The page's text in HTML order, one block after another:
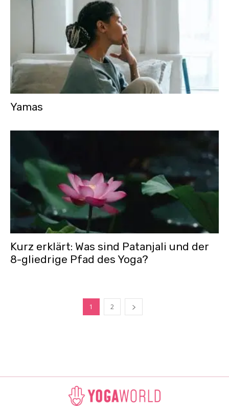
Yamas
Kurz erklärt: Was sind Patanjali und der
8-gliedrige Pfad des Yoga?
1 2